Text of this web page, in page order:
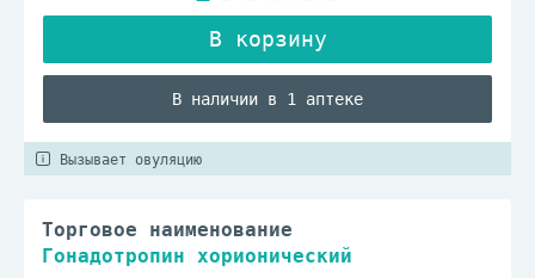
В наличии в 1 аптеке
Вызывает овуляцию
Торговое наименование
Гонадотропин хорионический